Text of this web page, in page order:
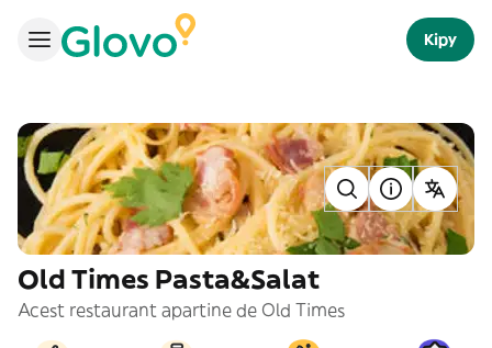
Кіру
Old Times Pasta&Salat
Acest restaurant apartine de Old Times